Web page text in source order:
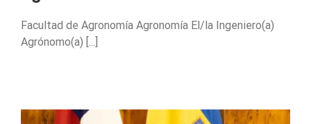
Facultad de Agronomía Agronomía El/la Ingeniero(a)
Agrónomo(a) [...]